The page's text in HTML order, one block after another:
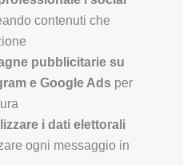
contenuti che
pubblicitarie su
e Google Ads per
i dati elettorali
ogni messaggio in